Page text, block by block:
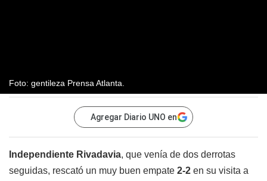
Foto: gentileza Prensa Atlanta.
Agregar Diario UNO en
Independiente Rivadavia, que venía de dos derrotas
seguidas, rescató un muy buen empate 2-2 en su visita a